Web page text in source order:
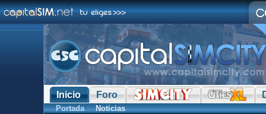
Inicio Foro
Portada Noticias